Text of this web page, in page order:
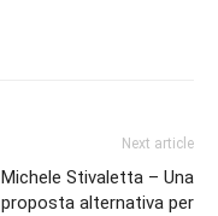
Next article
Michele Stivaletta – Una
proposta alternativa per